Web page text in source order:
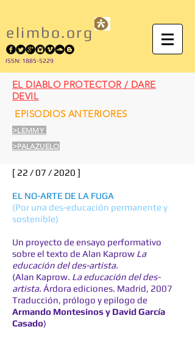
elimbo.org
ISSN: 1885-5229
EL DIABLO PROTECTOR / DARE
DEVIL
EPISODIOS ANTERIORES
>LEMMY
>PALAZUELO
[ 22 / 07 / 2020 ]
EL NO-ARTE DE LA FUGA
(Por una des-educación permanente y
sostenible)
Un proyecto de ensayo performativo
sobre el texto de Alan Kaprow La
educación del des-artista.
(Alan Kaprow. La educación del des-
artista. Árdora ediciones. Madrid, 2007
Traducción, prólogo y epilogo de
Armando Montesinos y David García
Casado)